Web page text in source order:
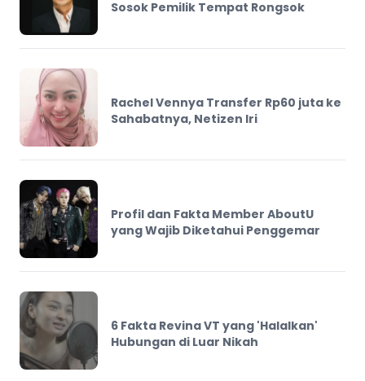
Sosok Pemilik Tempat Rongsok
Rachel Vennya Transfer Rp60 juta ke
Sahabatnya, Netizen Iri
Profil dan Fakta Member AboutU
yang Wajib Diketahui Penggemar
6 Fakta Revina VT yang 'Halalkan'
Hubungan di Luar Nikah